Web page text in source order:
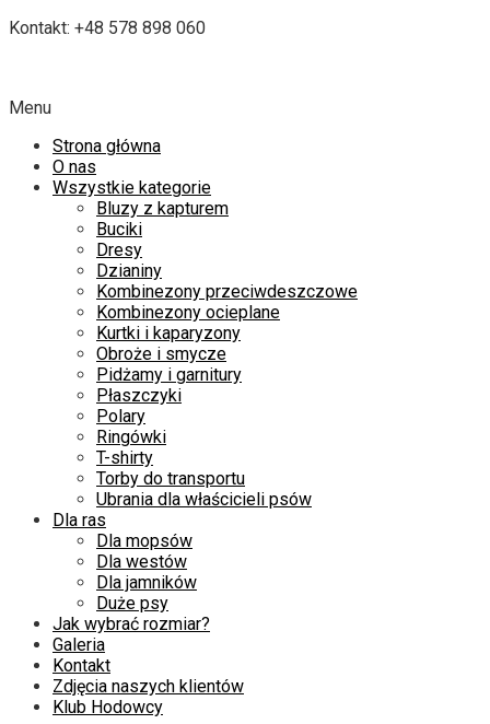
Kontakt: +48 578 898 060
Menu
Strona główna
O nas
Wszystkie kategorie
Bluzy z kapturem
Buciki
Dresy
Dzianiny
Kombinezony przeciwdeszczowe
Kombinezony ocieplane
Kurtki i kaparyzony
Obroże i smycze
Pidżamy i garnitury
Płaszczyki
Polary
Ringówki
T-shirty
Torby do transportu
Ubrania dla właścicieli psów
Dla ras
Dla mopsów
Dla westów
Dla jamników
Duże psy
Jak wybrać rozmiar?
Galeria
Kontakt
Zdjęcia naszych klientów
Klub Hodowcy